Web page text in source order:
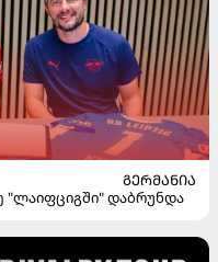
ᲒᲔᲠᲛᲐᲜᲘᲐ
"ლაიფციგში" დაბრუნდა